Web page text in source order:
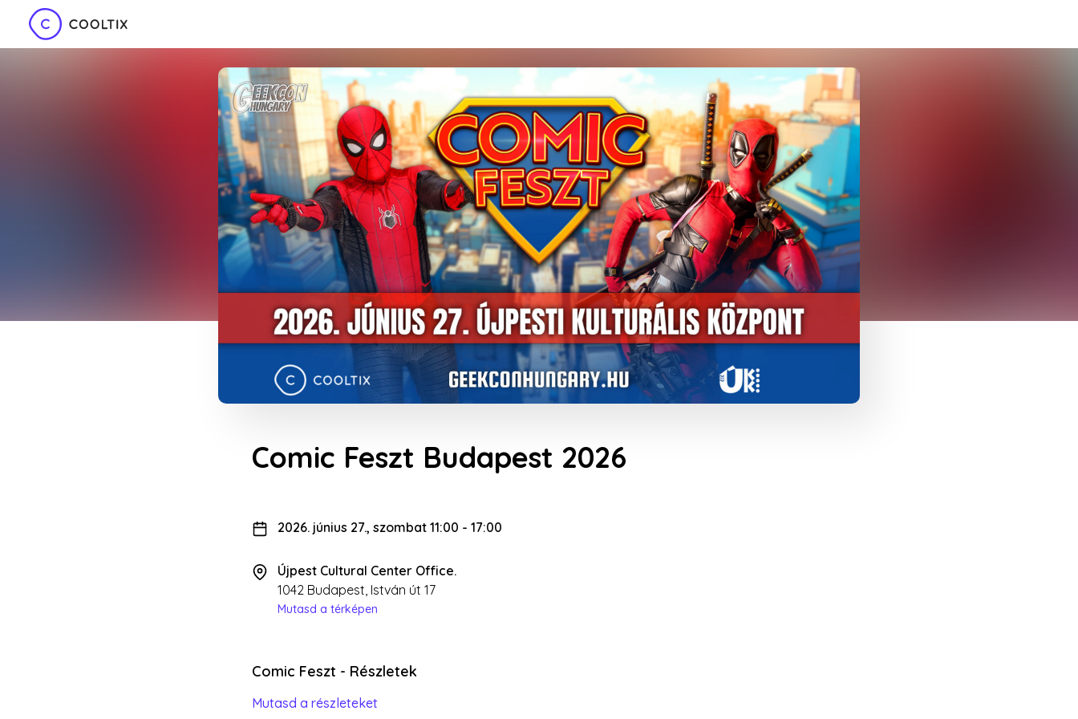
Comic Feszt Budapest 2026
2026. június 27., szombat 11:00 - 17:00
Újpest Cultural Center Office.
1042 Budapest, István út 17
Mutasd a térképen
Comic Feszt - Részletek
Mutasd a részleteket